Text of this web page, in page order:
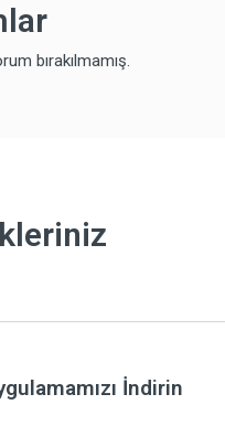
bırakılmamış.
İndirin